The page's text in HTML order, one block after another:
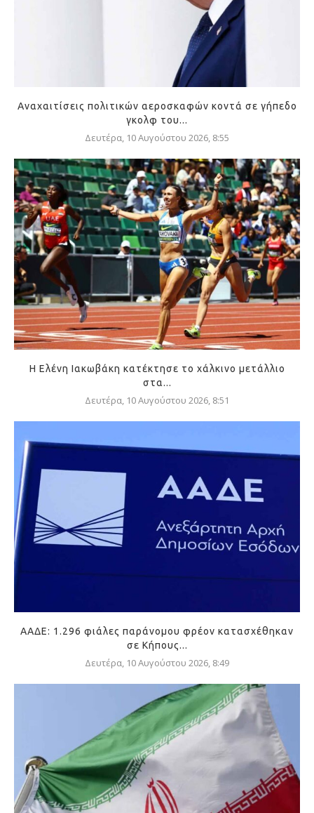
Αναχαιτίσεις πολιτικών αεροσκαφών κοντά σε γήπεδο
γκολφ του...
Δευτέρα, 10 Αυγούστου 2026, 8:55
Η Ελένη Ιακωβάκη κατέκτησε το χάλκινο μετάλλιο
στα...
Δευτέρα, 10 Αυγούστου 2026, 8:51
ΑΑΔΕ: 1.296 φιάλες παράνομου φρέον κατασχέθηκαν
σε Κήπους...
Δευτέρα, 10 Αυγούστου 2026, 8:49